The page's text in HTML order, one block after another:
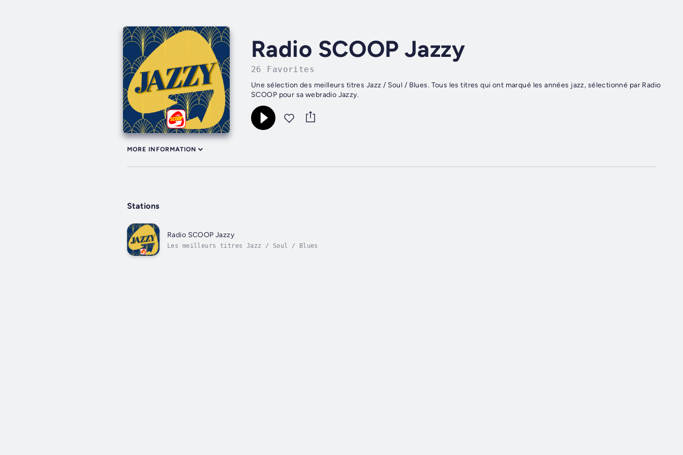
Radio SCOOP Jazzy
26 Favorites
Une sélection des meilleurs titres Jazz / Soul / Blues. Tous les titres qui ont marqué les années jazz, sélectionné par Radio
SCOOP pour sa webradio Jazzy.
MORE INFORMATION
Stations
Radio SCOOP Jazzy
Les meilleurs titres Jazz / Soul / Blues